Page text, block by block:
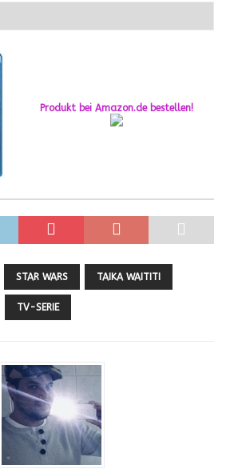
Produkt bei Amazon.de bestellen!
STAR WARS TAIKA WAITITI
TV-SERIE